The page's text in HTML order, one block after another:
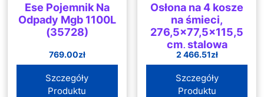
Ese Pojemnik Na
Odpady Mgb 1100L
(35728)
769.00zł
Szczegóły
Produktu
Osłona na 4 kosze
na śmieci,
276,5×77,5×115,5
cm, stalowa
2 466.51zł
Szczegóły
Produktu